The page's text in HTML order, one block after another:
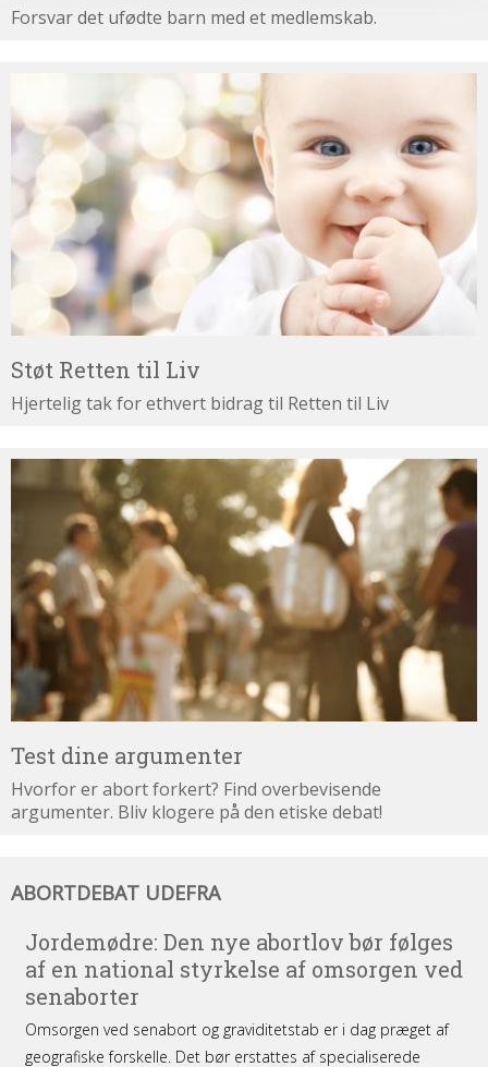
Forsvar det ufødte barn med et medlemskab.
Retten
til
Liv
Støt Retten til Liv
Hjertelig tak for ethvert bidrag til Retten til Liv
Test
dine
argumenter
Test dine argumenter
Hvorfor er abort forkert? Find overbevisende
argumenter. Bliv klogere på den etiske debat!
udefra
ABORTDEBAT UDEFRA